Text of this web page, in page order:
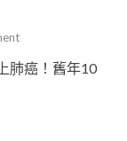
肺癌！舊年10